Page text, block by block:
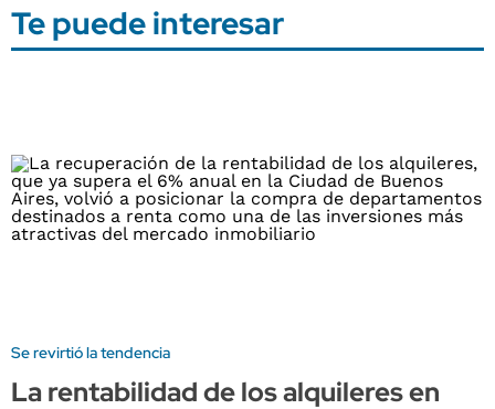
Te puede interesar
Se revirtió la tendencia
La rentabilidad de los alquileres en